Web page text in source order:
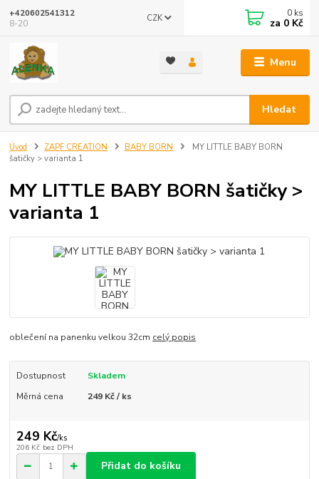
Menu
CZK
Hledat
+420602541312
8-20
0 ks
za 0 Kč
Úvod ZAPF CREATION BABY BORN
MY LITTLE BABY BORN
šatičky > varianta 1
MY LITTLE BABY BORN šatičky >
varianta 1
oblečení na panenku velkou 32cm celý popis
Dostupnost
Skladem
Měrná cena
249 Kč / ks
249 Kč/ks
206 Kč bez DPH
Přidat do košíku